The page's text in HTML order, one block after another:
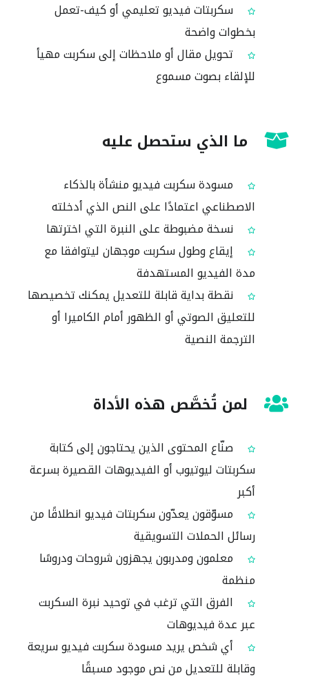
سكربتات فيديو تعليمي أو كيف-تعمل
بخطوات واضحة
تحويل مقال أو ملاحظات إلى سكربت مهيأ
للإلقاء بصوت مسموع
ما الذي ستحصل عليه
مسودة سكربت فيديو منشأة بالذكاء
الاصطناعي اعتمادًا على النص الذي أدخلته
نسخة مضبوطة على النبرة التي اخترتها
إيقاع وطول سكربت موجهان ليتوافقا مع
مدة الفيديو المستهدفة
نقطة بداية قابلة للتعديل يمكنك تخصيصها
للتعليق الصوتي أو الظهور أمام الكاميرا أو
الترجمة النصية
لمن تُخصَّص هذه الأداة
صنّاع المحتوى الذين يحتاجون إلى كتابة
سكربتات ليوتيوب أو الفيديوهات القصيرة بسرعة
أكبر
مسوّقون يعدّون سكربتات فيديو انطلاقًا من
رسائل الحملات التسويقية
معلمون ومدربون يجهزون شروحات ودروسًا
منظمة
الفرق التي ترغب في توحيد نبرة السكربت
عبر عدة فيديوهات
أي شخص يريد مسودة سكربت فيديو سريعة
وقابلة للتعديل من نص موجود مسبقًا